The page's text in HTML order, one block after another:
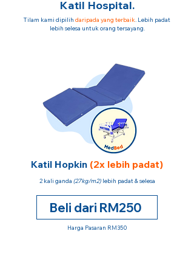
Katil Hospital.
Tilam kami dipilih daripada yang terbaik. Lebih padat
lebih selesa untuk orang tersayang.
Katil Hopkin (2x lebih padat)
2 kali ganda (27kg/m2)lebih padat & selesa
Beli dari RM250
Harga Pasaran RM350